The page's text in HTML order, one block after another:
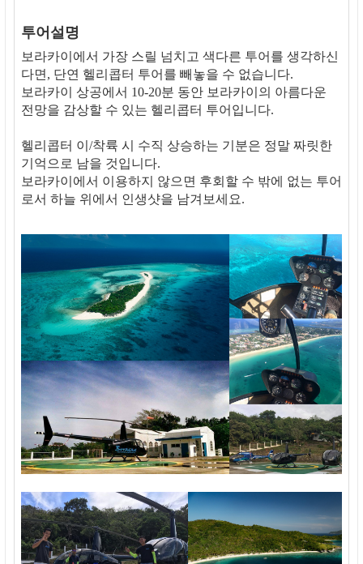
투어설명
보라카이에서 가장 스릴 넘치고 색다른 투어를 생각하신
다면, 단연 헬리콥터 투어를 빼놓을 수 없습니다.
보라카이 상공에서 10-20분 동안 보라카이의 아름다운
전망을 감상할 수 있는 헬리콥터 투어입니다.
헬리콥터 이/착륙 시 수직 상승하는 기분은 정말 짜릿한
기억으로 남을 것입니다.
보라카이에서 이용하지 않으면 후회할 수 밖에 없는 투어
로서 하늘 위에서 인생샷을 남겨보세요.